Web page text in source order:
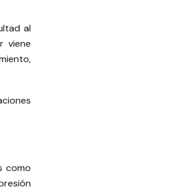
al
viene
como